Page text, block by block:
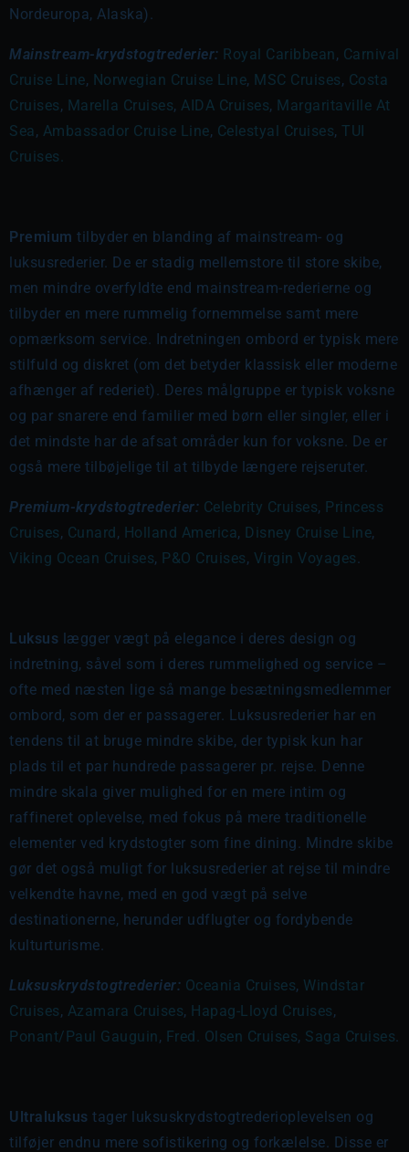
Nordeuropa, Alaska).
Mainstream-krydstogtrederier: Royal Caribbean, Carnival
Cruise Line, Norwegian Cruise Line, MSC Cruises, Costa
Cruises, Marella Cruises, AIDA Cruises, Margaritaville At
Sea, Ambassador Cruise Line, Celestyal Cruises, TUI
Cruises.
Premium tilbyder en blanding af mainstream- og
luksusrederier. De er stadig mellemstore til store skibe,
men mindre overfyldte end mainstream-rederierne og
tilbyder en mere rummelig fornemmelse samt mere
opmærksom service. Indretningen ombord er typisk mere
stilfuld og diskret (om det betyder klassisk eller moderne
afhænger af rederiet). Deres målgruppe er typisk voksne
og par snarere end familier med børn eller singler, eller i
det mindste har de afsat områder kun for voksne. De er
også mere tilbøjelige til at tilbyde længere rejseruter.
Premium-krydstogtrederier: Celebrity Cruises, Princess
Cruises, Cunard, Holland America, Disney Cruise Line,
Viking Ocean Cruises, P&O Cruises, Virgin Voyages.
Luksus lægger vægt på elegance i deres design og
indretning, såvel som i deres rummelighed og service –
ofte med næsten lige så mange besætningsmedlemmer
ombord, som der er passagerer. Luksusrederier har en
tendens til at bruge mindre skibe, der typisk kun har
plads til et par hundrede passagerer pr. rejse. Denne
mindre skala giver mulighed for en mere intim og
raffineret oplevelse, med fokus på mere traditionelle
elementer ved krydstogter som fine dining. Mindre skibe
gør det også muligt for luksusrederier at rejse til mindre
velkendte havne, med en god vægt på selve
destinationerne, herunder udflugter og fordybende
kulturturisme.
Luksuskrydstogtrederier: Oceania Cruises, Windstar
Cruises, Azamara Cruises, Hapag-Lloyd Cruises,
Ponant/Paul Gauguin, Fred. Olsen Cruises, Saga Cruises.
Ultraluksus tager luksuskrydstogtrederioplevelsen og
tilføjer endnu mere sofistikering og forkælelse. Disse er